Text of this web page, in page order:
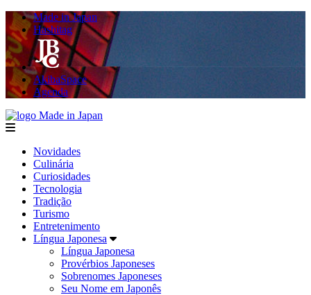
Made in Japan
Hashitag
AkibaSpace
Agenda
menu
Novidades
Culinária
Curiosidades
Tecnologia
Tradição
Turismo
Entretenimento
Língua Japonesa
Língua Japonesa
Provérbios Japoneses
Sobrenomes Japoneses
Seu Nome em Japonês